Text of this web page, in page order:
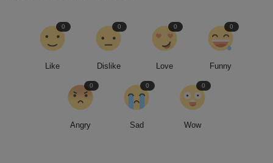
Like
0
Dislike
0
Love
0
Funny
0
Angry
0
Sad
0
Wow
0